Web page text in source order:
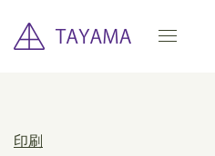
印刷